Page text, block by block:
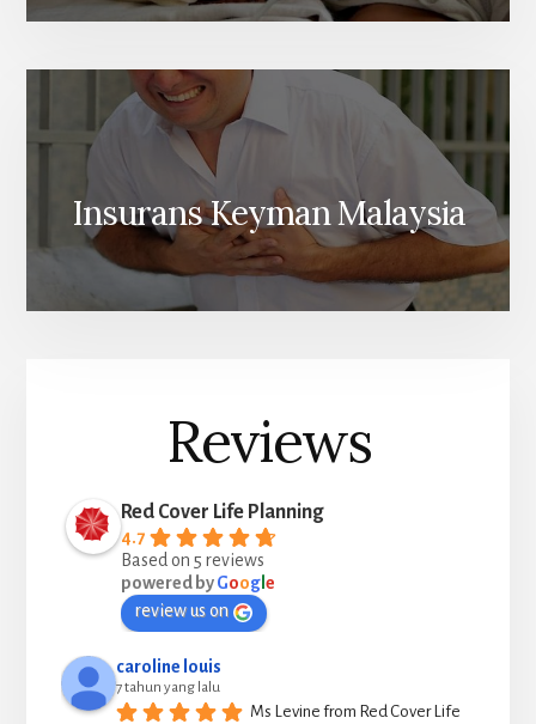
Insurans Keyman Malaysia
Reviews
Red Cover Life Planning
4.7
Based on 5 reviews
powered byGoogl e
review us on
caroline louis
7 tahun yang lalu
Ms Levine from Red Cover Life